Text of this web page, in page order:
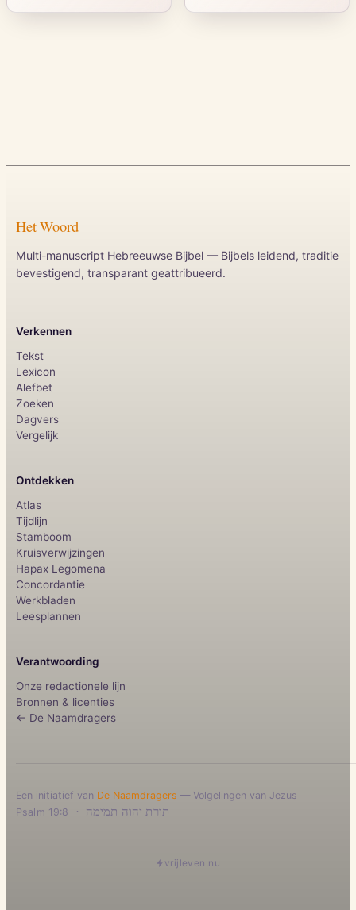
Het Woord
Multi-manuscript Hebreeuwse Bijbel — Bijbels leidend, traditie
bevestigend, transparant geattribueerd.
Verkennen
Tekst
Lexicon
Alefbet
Zoeken
Dagvers
Vergelijk
Ontdekken
Atlas
Tijdlijn
Stamboom
Kruisverwijzingen
Hapax Legomena
Concordantie
Werkbladen
Leesplannen
Verantwoording
Onze redactionele lijn
Bronnen & licenties
← De Naamdragers
Een initiatief van De Naamdragers — Volgelingen van Jezus
תורת יהוה תמימה ·
Psalm 19:8
vrijleven.nu